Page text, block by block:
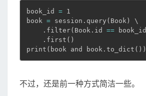
book_id = 1
book = session.query ( Book )
\
    .filter
( Book.id == book_id
    .first
( )
print ( book and book.to_dict ( ))
不过，还是前一种方式简洁一些。